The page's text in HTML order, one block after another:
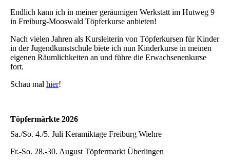
Endlich kann ich in meiner geräumigen Werkstatt im Hutweg 9
in Freiburg-Mooswald Töpferkurse anbieten!
Nach vielen Jahren als Kursleiterin von Töpferkursen für Kinder
in der Jugendkunstschule biete ich nun Kinderkurse in meinen
eigenen Räumlichkeiten an und führe die Erwachsenenkurse
fort.
Schau mal hier!
Töpfermärkte 2026
Sa./So. 4./5. Juli Keramiktage Freiburg Wiehre
Fr.-So. 28.-30. August Töpfermarkt Überlingen